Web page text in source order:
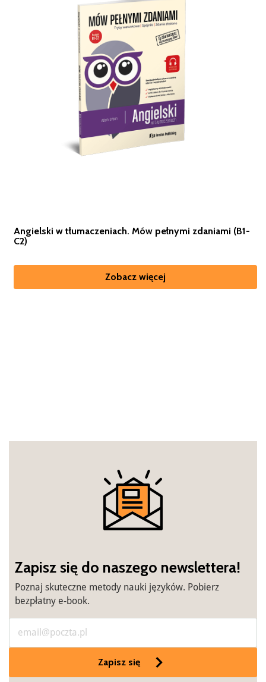
Angielski w tłumaczeniach. Mów pełnymi zdaniami (B1-
C2)
Zobacz więcej
Zapisz się do naszego newslettera!
Poznaj skuteczne metody nauki języków. Pobierz
bezpłatny e-book.
Zapisz się